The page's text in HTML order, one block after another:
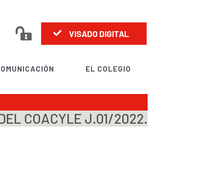
VISADO DIGITAL
EL COLEGIO
COACYLE J.01/2022.